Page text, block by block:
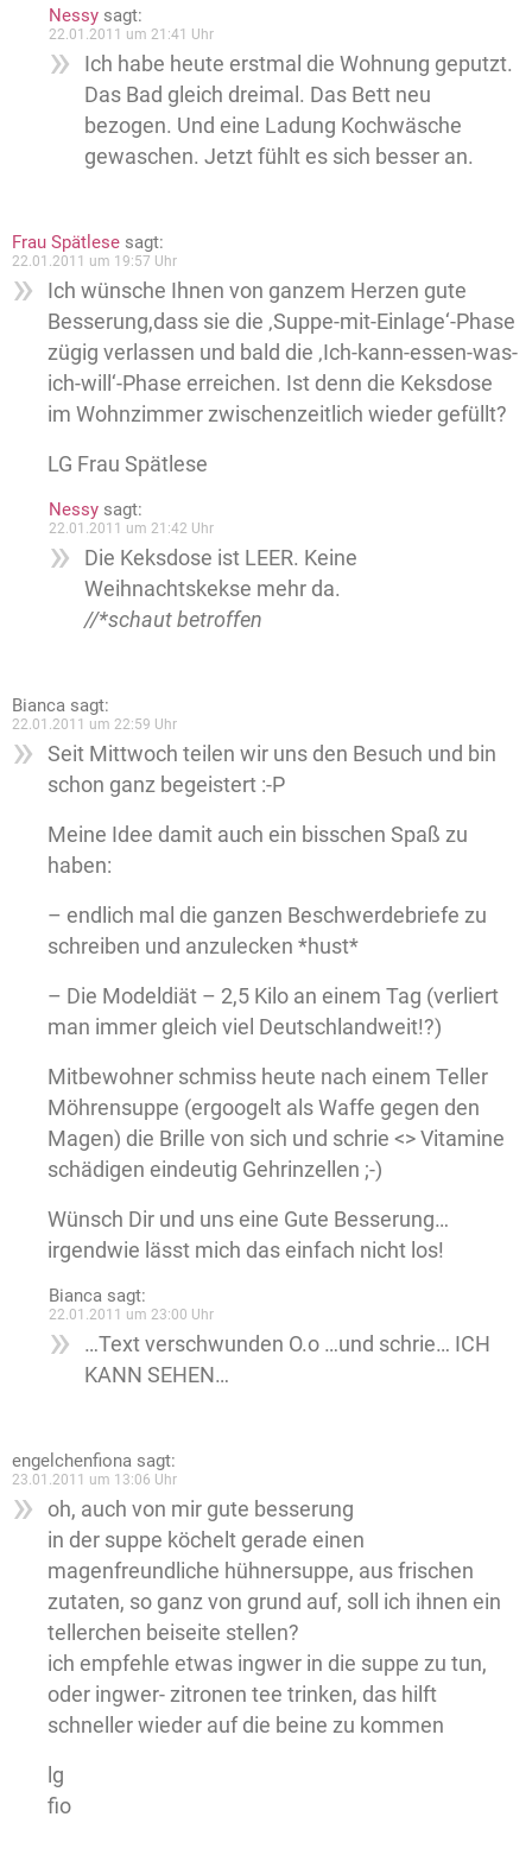
Nessy sagt:
22.01.2011 um 21:41 Uhr
Ich habe heute erstmal die Wohnung geputzt.
Das Bad gleich dreimal. Das Bett neu
bezogen. Und eine Ladung Kochwäsche
gewaschen. Jetzt fühlt es sich besser an.
Frau Spätlese sagt:
22.01.2011 um 19:57 Uhr
Ich wünsche Ihnen von ganzem Herzen gute
Besserung,dass sie die ‚Suppe-mit-Einlage‘-Phase
zügig verlassen und bald die ‚Ich-kann-essen-was-
ich-will‘-Phase erreichen. Ist denn die Keksdose
im Wohnzimmer zwischenzeitlich wieder gefüllt?
LG Frau Spätlese
Nessy sagt:
22.01.2011 um 21:42 Uhr
Die Keksdose ist LEER. Keine
Weihnachtskekse mehr da.
//*schaut betroffen
Bianca sagt:
22.01.2011 um 22:59 Uhr
Seit Mittwoch teilen wir uns den Besuch und bin
schon ganz begeistert :-P
Meine Idee damit auch ein bisschen Spaß zu
haben:
– endlich mal die ganzen Beschwerdebriefe zu
schreiben und anzulecken *hust*
– Die Modeldiät – 2,5 Kilo an einem Tag (verliert
man immer gleich viel Deutschlandweit!?)
Mitbewohner schmiss heute nach einem Teller
Möhrensuppe (ergoogelt als Waffe gegen den
Magen) die Brille von sich und schrie <> Vitamine
schädigen eindeutig Gehrinzellen ;-)
Wünsch Dir und uns eine Gute Besserung…
irgendwie lässt mich das einfach nicht los!
Bianca sagt:
22.01.2011 um 23:00 Uhr
…Text verschwunden O.o …und schrie… ICH
KANN SEHEN…
engelchenfiona sagt:
23.01.2011 um 13:06 Uhr
oh, auch von mir gute besserung
in der suppe köchelt gerade einen
magenfreundliche hühnersuppe, aus frischen
zutaten, so ganz von grund auf, soll ich ihnen ein
tellerchen beiseite stellen?
ich empfehle etwas ingwer in die suppe zu tun,
oder ingwer- zitronen tee trinken, das hilft
schneller wieder auf die beine zu kommen
lg
fio